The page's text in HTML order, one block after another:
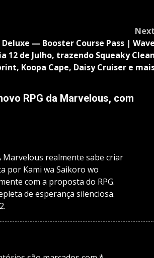
Next
— Booster Course Pass | Wave
12 de Julho, trazendo Squeaky Clean
Koopa Cape, Daisy Cruiser e
RPG da Marvelous, com
realmente sabe criar
por Kami wa Saikoro wo
com a proposta do RPG.
de esperança silenciosa.